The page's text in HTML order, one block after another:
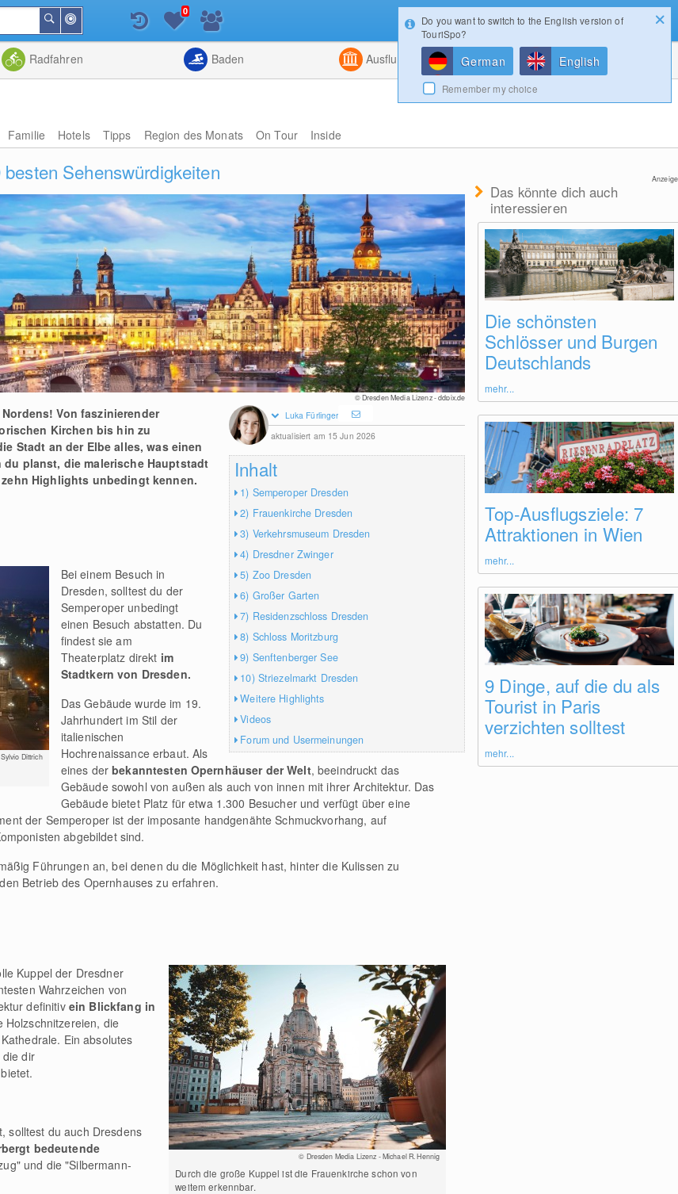
der
Nähe
Suchen
Listenansicht
Kombiniert
0
Radfahren Baden Ausflugsziele Magazin
Familie Hotels Tipps Region des Monats On Tour
Inside
Sehenswürdigkeiten
© Dresden Media Lizenz - ddpix.de
Luka Fürlinger
aktualisiert am 15 Jun 2026
Inhalt
1) Semperoper Dresden
2) Frauenkirche Dresden
3) Verkehrsmuseum Dresden
4) Dresdner Zwinger
5) Zoo Dresden
6) Großer Garten
7) Residenzschloss Dresden
8) Schloss Moritzburg
9) Senftenberger See
10) Striezelmarkt Dresden
Weitere Highlights
Videos
Forum und Usermeinungen
Von faszinierender
Kirchen bis hin zu
Stadt an der Elbe alles, was einen
planst, die malerische Hauptstadt
Highlights unbedingt kennen.
Dittrich
Bei einem Besuch in
Dresden, solltest du der
Semperoper unbedingt
einen Besuch abstatten. Du
findest sie am
Theaterplatz direkt im
Stadtkern von Dresden.
Das Gebäude wurde im 19.
Jahrhundert im Stil der
italienischen
Hochrenaissance erbaut. Als
eines derbekanntesten Opernhäuser der Welt, beeindruckt das
Gebäude sowohl von außen als auch von innen mit ihrer Architektur. Das
Gebäude bietet Platz für etwa 1.300 Besucher und verfügt über eine
der Semperoper ist der imposante handgenähte Schmuckvorhang, auf
abgebildet sind.
Führungen an, bei denen du die Möglichkeit hast, hinter die Kulissen zu
Betrieb des Opernhauses zu erfahren.
© Dresden Media Lizenz - Michael R. Hennig
Durch die große Kuppel ist die Frauenkirche schon von
weitem erkennbar.
Kuppel der Dresdner
Wahrzeichen von
definitiv ein Blickfang in
Holzschnitzereien, die
Ein absolutes
die dir
solltest du auch Dresdens
bedeutende
und die "Silbermann-
Anzeige
Das könnte dich auch
interessieren
Die schönsten
Schlösser und Burgen
Deutschlands
mehr...
Top-Ausflugsziele: 7
Attraktionen in Wien
mehr...
9 Dinge, auf die du als
Tourist in Paris
verzichten solltest
mehr...
Login
Do you want to switch to the English version of
TouriSpo?
German English
Remember my choice
Konfigurator Gewinnspiele